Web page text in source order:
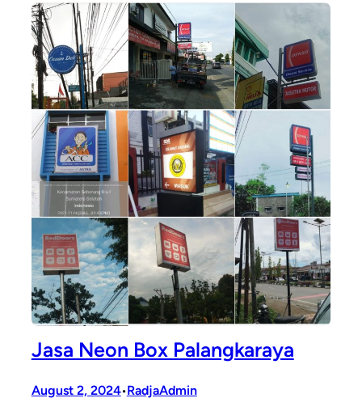
Jasa Neon Box Palangkaraya
August 2, 2024•RadjaAdmin